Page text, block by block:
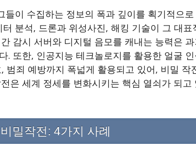
이 수집하는 정보의 폭과 깊이를 획기적으로
분석, 드론과 위성사진, 해킹 기술이 그 대표
감시 서버와 디지털 음모를 캐내는 능력은
. 또한, 인공지능 테크놀로지를 활용한 얼굴
범죄 예방까지 폭넓게 활용되고 있어, 비밀 작
은 세계 정세를 변화시키는 핵심 열쇠가 되고
밀작전: 4가지 사례